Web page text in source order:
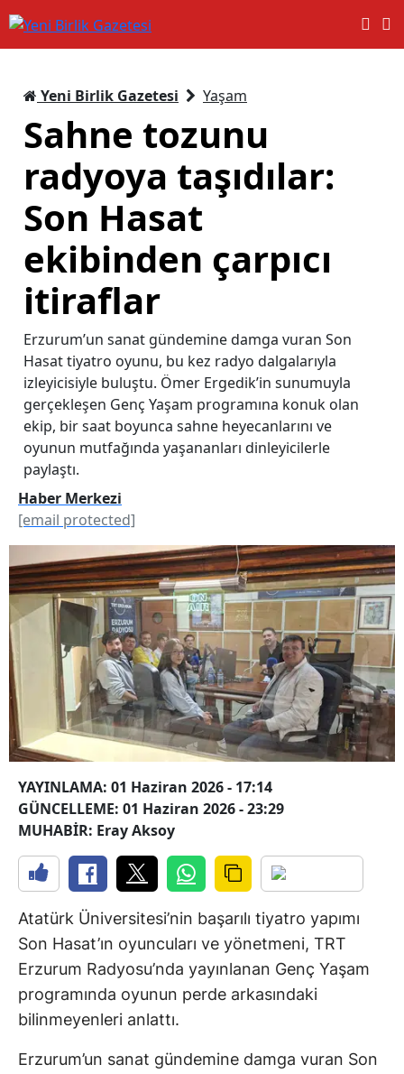
Yeni Birlik Gazetesi Yaşam
Sahne tozunu
radyoya taşıdılar:
Son Hasat
ekibinden çarpıcı
itiraflar
Erzurum’un sanat gündemine damga vuran Son
Hasat tiyatro oyunu, bu kez radyo dalgalarıyla
izleyicisiyle buluştu. Ömer Ergedik’in sunumuyla
gerçekleşen Genç Yaşam programına konuk olan
ekip, bir saat boyunca sahne heyecanlarını ve
oyunun mutfağında yaşananları dinleyicilerle
paylaştı.
Haber Merkezi
[email protected]
YAYINLAMA: 01 Haziran 2026 - 17:14
GÜNCELLEME: 01 Haziran 2026 - 23:29
MUHABİR: Eray Aksoy
Atatürk Üniversitesi’nin başarılı tiyatro yapımı
Son Hasat’ın oyuncuları ve yönetmeni, TRT
Erzurum Radyosu’nda yayınlanan Genç Yaşam
programında oyunun perde arkasındaki
bilinmeyenleri anlattı.
Erzurum’un sanat gündemine damga vuran Son